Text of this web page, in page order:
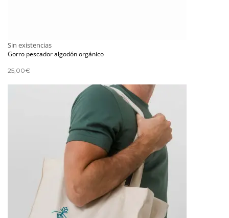
Sin existencias
Gorro pescador algodón orgánico
25,00€